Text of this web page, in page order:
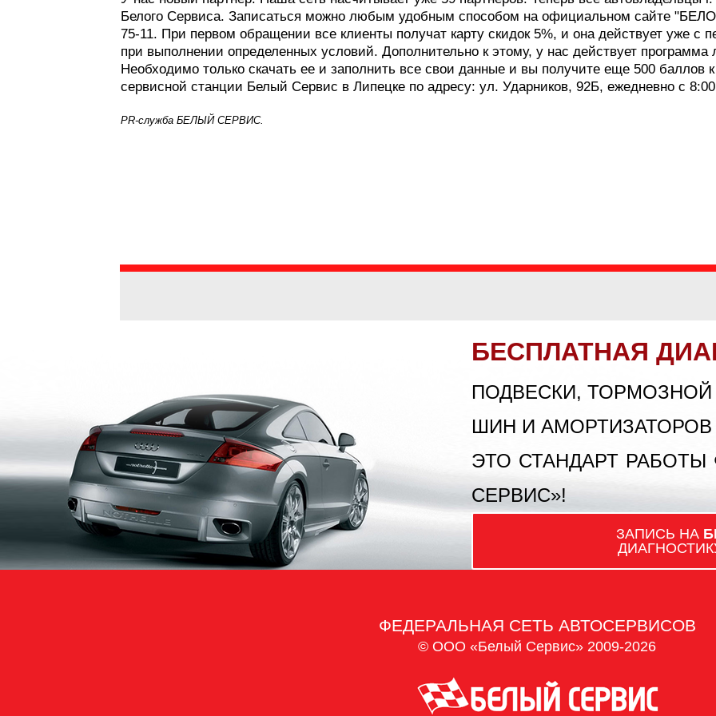
Белого Сервиса. Записаться можно любым удобным способом на официальном сайте
75-11. При первом обращении все клиенты получат карту скидок 5%, и она действует уже с
при выполнении определенных условий. Дополнительно к этому, у нас действует
Необходимо только скачать ее и заполнить все свои данные и вы получите еще 500
сервисной станции Белый Сервис в Липецке по адресу: ул. Ударников, 92Б, ежедневно с
PR-служба БЕЛЫЙ СЕРВИС.
БЕСПЛАТНАЯ
ПОДВЕСКИ,
ШИН И АМОРТИЗАТОРОВ
ЭТО СТАНДАРТ
СЕРВИС»!
ЗАПИСЬ НА
ФЕДЕРАЛЬНАЯ СЕТЬ АВТОСЕРВИСОВ
© ООО «Белый Сервис» 2009-2026